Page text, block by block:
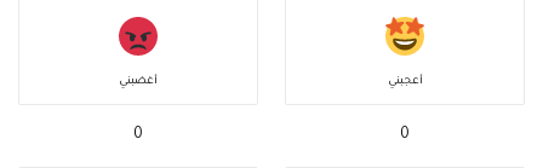
أعجبني
0
أغضبني
0